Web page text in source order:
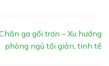
ga gối trơn – Xu hướng
phòng ngủ tối giản, tinh tế